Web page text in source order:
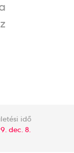
idő
dec. 8.